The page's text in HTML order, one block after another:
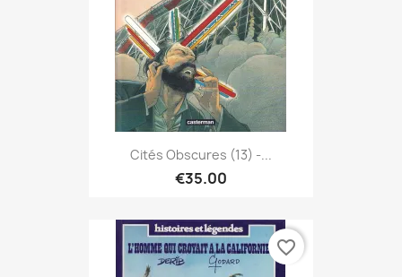
Cités Obscures (13) -...
€35.00
favorite_border